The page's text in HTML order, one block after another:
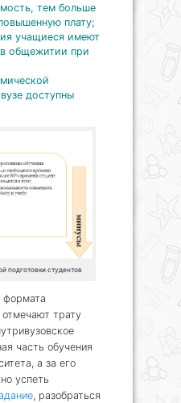
тем больше
плату;
учащиеся имеют
общежитии при
доступны
подготовки студентов
формата
отмечают трату
часть обучения
а за его
успеть
, разобраться